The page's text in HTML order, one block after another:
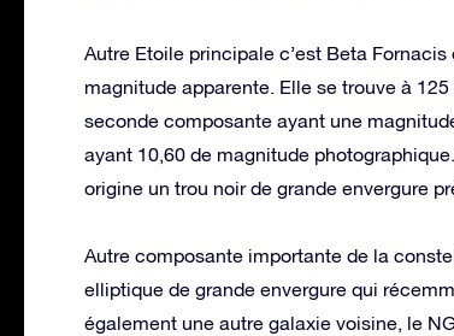
Autre Etoile principale c’est Beta
magnitude apparente. Elle se trouve à
seconde composante ayant une
ayant 10,60 de magnitude
origine un trou noir de grande envergure
Autre composante importante de la
elliptique de grande envergure qui
également une autre galaxie voisine, le